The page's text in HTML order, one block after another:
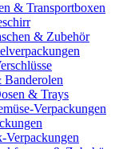
& Transportboxen
& Zubehör
& Trays
Verpackungen
Verpackungen